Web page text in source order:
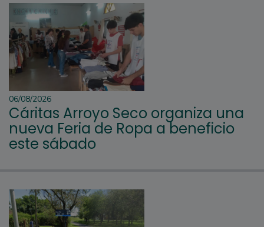
06/08/2026
Cáritas Arroyo Seco organiza una
nueva Feria de Ropa a beneficio
este sábado